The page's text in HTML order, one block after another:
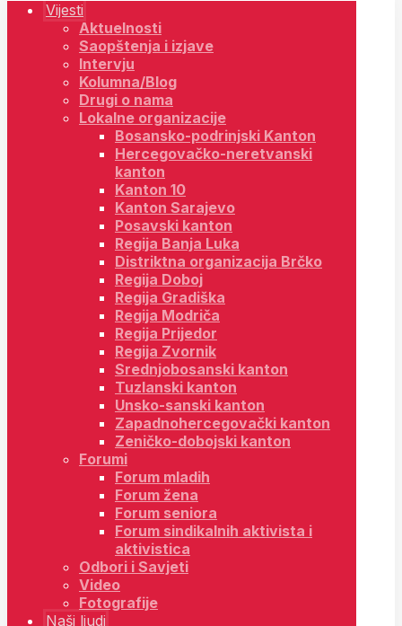
Vijesti
Aktuelnosti
Saopštenja i izjave
Intervju
Kolumna/Blog
Drugi o nama
Lokalne organizacije
Bosansko-podrinjski Kanton
Hercegovačko-neretvanski
kanton
Kanton 10
Kanton Sarajevo
Posavski kanton
Regija Banja Luka
Distriktna organizacija Brčko
Regija Doboj
Regija Gradiška
Regija Modriča
Regija Prijedor
Regija Zvornik
Srednjobosanski kanton
Tuzlanski kanton
Unsko-sanski kanton
Zapadnohercegovački kanton
Zeničko-dobojski kanton
Forumi
Forum mladih
Forum žena
Forum seniora
Forum sindikalnih aktivista i
aktivistica
Odbori i Savjeti
Video
Fotografije
Naši ljudi